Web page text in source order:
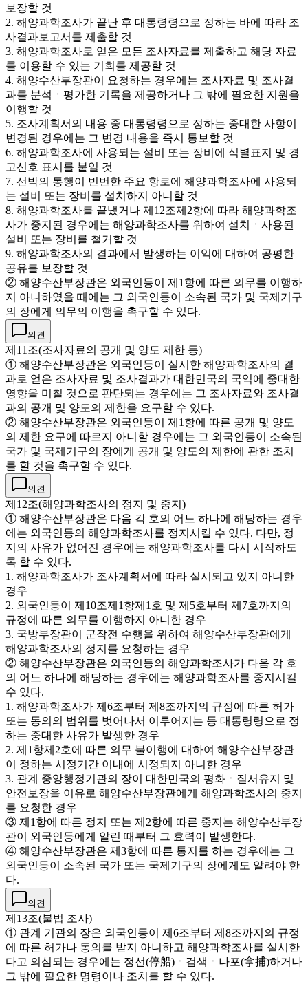
보장할 것
2. 해양과학조사가 끝난 후 대통령령으로 정하는 바에 따라 조
사결과보고서를 제출할 것
3. 해양과학조사로 얻은 모든 조사자료를 제출하고 해당 자료
를 이용할 수 있는 기회를 제공할 것
4. 해양수산부장관이 요청하는 경우에는 조사자료 및 조사결
과를 분석ㆍ평가한 기록을 제공하거나 그 밖에 필요한 지원을
이행할 것
5. 조사계획서의 내용 중 대통령령으로 정하는 중대한 사항이
변경된 경우에는 그 변경 내용을 즉시 통보할 것
6. 해양과학조사에 사용되는 설비 또는 장비에 식별표지 및 경
고신호 표시를 붙일 것
7. 선박의 통행이 빈번한 주요 항로에 해양과학조사에 사용되
는 설비 또는 장비를 설치하지 아니할 것
8. 해양과학조사를 끝냈거나 제12조제2항에 따라 해양과학조
사가 중지된 경우에는 해양과학조사를 위하여 설치ㆍ사용된
설비 또는 장비를 철거할 것
9. 해양과학조사의 결과에서 발생하는 이익에 대하여 공평한
공유를 보장할 것
② 해양수산부장관은 외국인등이 제1항에 따른 의무를 이행하
지 아니하였을 때에는 그 외국인등이 소속된 국가 및 국제기구
의 장에게 의무의 이행을 촉구할 수 있다.
의견
제11조(조사자료의 공개 및 양도 제한 등)
① 해양수산부장관은 외국인등이 실시한 해양과학조사의 결
과로 얻은 조사자료 및 조사결과가 대한민국의 국익에 중대한
영향을 미칠 것으로 판단되는 경우에는 그 조사자료와 조사결
과의 공개 및 양도의 제한을 요구할 수 있다.
② 해양수산부장관은 외국인등이 제1항에 따른 공개 및 양도
의 제한 요구에 따르지 아니할 경우에는 그 외국인등이 소속된
국가 및 국제기구의 장에게 공개 및 양도의 제한에 관한 조치
를 할 것을 촉구할 수 있다.
의견
제12조(해양과학조사의 정지 및 중지)
① 해양수산부장관은 다음 각 호의 어느 하나에 해당하는 경우
에는 외국인등의 해양과학조사를 정지시킬 수 있다. 다만, 정
지의 사유가 없어진 경우에는 해양과학조사를 다시 시작하도
록 할 수 있다.
1. 해양과학조사가 조사계획서에 따라 실시되고 있지 아니한
경우
2. 외국인등이 제10조제1항제1호 및 제5호부터 제7호까지의
규정에 따른 의무를 이행하지 아니한 경우
3. 국방부장관이 군작전 수행을 위하여 해양수산부장관에게
해양과학조사의 정지를 요청하는 경우
② 해양수산부장관은 외국인등의 해양과학조사가 다음 각 호
의 어느 하나에 해당하는 경우에는 해양과학조사를 중지시킬
수 있다.
1. 해양과학조사가 제6조부터 제8조까지의 규정에 따른 허가
또는 동의의 범위를 벗어나서 이루어지는 등 대통령령으로 정
하는 중대한 사유가 발생한 경우
2. 제1항제2호에 따른 의무 불이행에 대하여 해양수산부장관
이 정하는 시정기간 이내에 시정되지 아니한 경우
3. 관계 중앙행정기관의 장이 대한민국의 평화ㆍ질서유지 및
안전보장을 이유로 해양수산부장관에게 해양과학조사의 중지
를 요청한 경우
③ 제1항에 따른 정지 또는 제2항에 따른 중지는 해양수산부장
관이 외국인등에게 알린 때부터 그 효력이 발생한다.
④ 해양수산부장관은 제3항에 따른 통지를 하는 경우에는 그
외국인등이 소속된 국가 또는 국제기구의 장에게도 알려야 한
다.
의견
제13조(불법 조사)
① 관계 기관의 장은 외국인등이 제6조부터 제8조까지의 규정
에 따른 허가나 동의를 받지 아니하고 해양과학조사를 실시한
다고 의심되는 경우에는 정선(停船)ㆍ검색ㆍ나포(拿捕)하거나
그 밖에 필요한 명령이나 조치를 할 수 있다.